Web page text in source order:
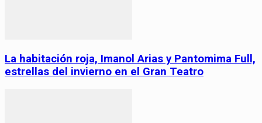
La habitación roja, Imanol Arias y Pantomima Full,
estrellas del invierno en el Gran Teatro